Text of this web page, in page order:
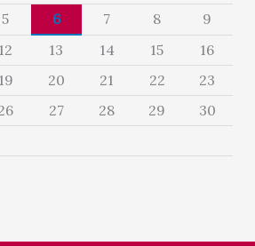
5 6 7 8
9
12 13 14 15
16
19 20 21 22
23
27 28 29
30